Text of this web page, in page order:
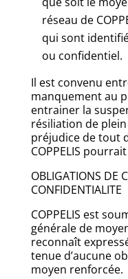
réseau de
qui sont
ou confidentiel.
Il est convenu
manquement au
entrainer la
résiliation de plein
préjudice de tout
COPPELIS
OBLIGATIONS DE
CONFIDENTIALITE
COPPELIS est
générale de
reconnaît
tenue d’aucune
moyen renforcée.